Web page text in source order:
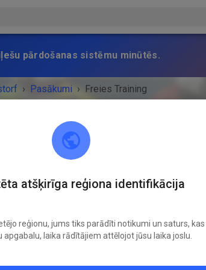
pārdošanas sistēmu minūtēs.
› Pasākumi › Freies Training
Wulmstorf / OT Elstorf
-19:00
atšķirīga reģiona identifikācija
reģionu, jums tiks parādīti notikumi un saturs, kas
apgabalu, laika rādītājiem attēlojot jūsu laika joslu.